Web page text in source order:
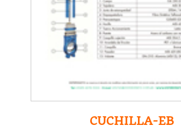
CUCHILLA-EB